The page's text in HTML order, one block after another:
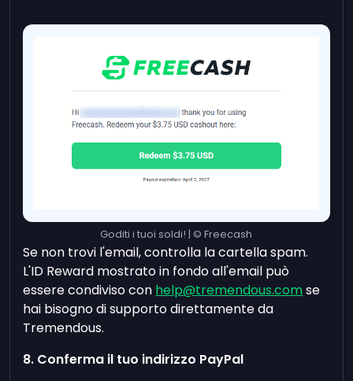
Goditi i tuoi soldi! | © Freecash
Se non trovi l'email, controlla la cartella spam.
L'ID Reward mostrato in fondo all'email può
essere condiviso con help@tremendous.comse
hai bisogno di supporto direttamente da
Tremendous.
8. Conferma il tuo indirizzo PayPal